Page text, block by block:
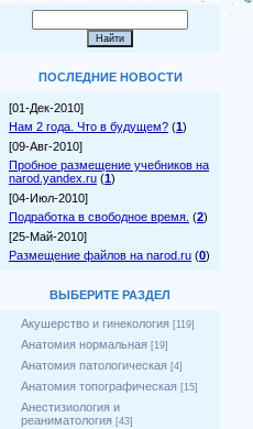
ПОСЛЕДНИЕ НОВОСТИ
[01-Дек-2010]
Нам 2 года. Что в будущем? (1)
[09-Авг-2010]
Пробное размещение учебников на
narod.yandex.ru (1)
[04-Июл-2010]
Подработка в свободное время. (2)
[25-Май-2010]
Размещение файлов на narod.ru (0)
ВЫБЕРИТЕ РАЗДЕЛ
Акушерство и гинекология [119]
Анатомия нормальная [19]
Анатомия патологическая [4]
Анатомия топографическая [15]
Анестизиология и
реаниматология [43]